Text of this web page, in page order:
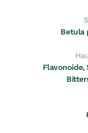
Betula
Flavonoide,